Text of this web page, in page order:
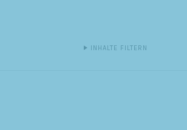
INHALTE FILTERN